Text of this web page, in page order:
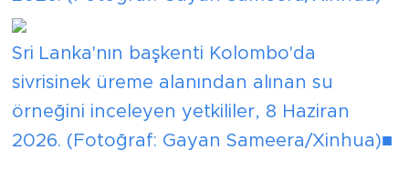
Sri Lanka'nın başkenti Kolombo'da
sivrisinek üreme alanından alınan su
örneğini inceleyen yetkililer, 8 Haziran
2026. (Fotoğraf: Gayan Sameera/Xinhua)■